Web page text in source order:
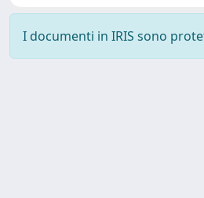
I documenti in IRIS sono